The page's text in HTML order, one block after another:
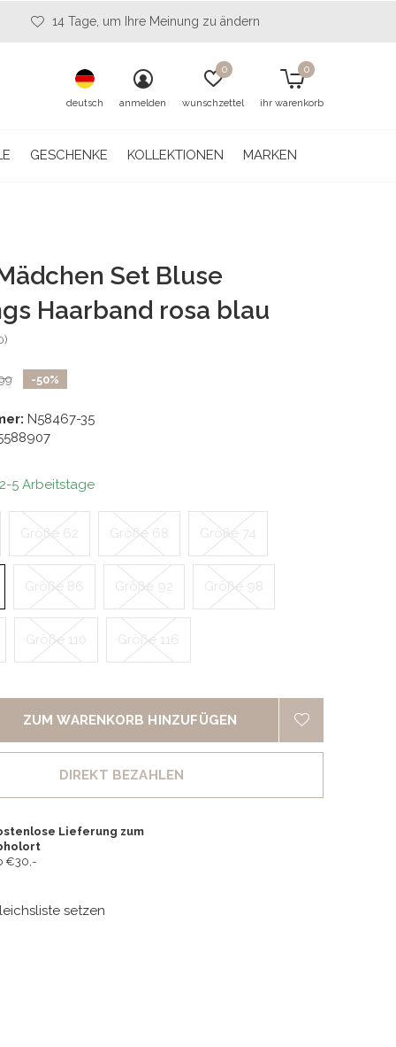
GESCHENKE KOLLEKTIONEN MARKEN
deutsch anmelden wunschzettel
0
ihr warenkorb
0
14 Tage, um Ihre Meinung zu ändern
Set Bluse
Haarband rosa blau
-50%
N58467-35
5 Arbeitstage
Größe 62 Größe 68 Größe 74
Größe 86 Größe 92 Größe 98
Größe 110 Größe 116
ZUM WARENKORB HINZUFÜGEN
DIREKT BEZAHLEN
Lieferung zum
€30,-
setzen